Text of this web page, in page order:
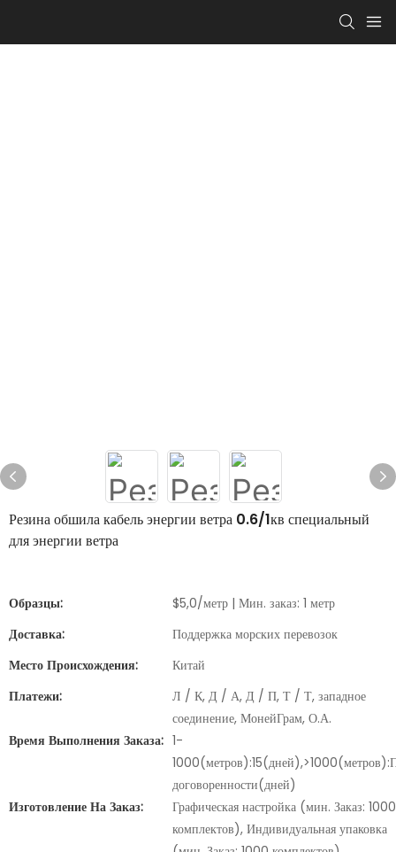
Резина обшила кабель энергии ветра 0.6/1кв специальный
для энергии ветра
Образцы:
$5,0/метр | Мин. заказ: 1 метр
Доставка:
Поддержка морских перевозок
Место Происхождения:
Китай
Платежи:
Л / К, Д / А, Д / П, Т / Т, западное
соединение, МонейГрам, О.А.
Время Выполнения Заказа: 1-
договоренности(дней)
Изготовление На Заказ:
Графическая настройка (мин. Заказ: 1000
комплектов), Индивидуальная упаковка